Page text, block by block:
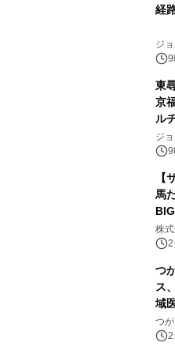
経
ジ
9
東
京
ル
ジ
9
【
馬
注
株
2
つ
ス
域
つ
ド 2